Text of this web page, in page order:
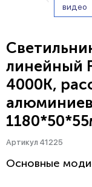
видео
линейный
4000K,
Артикул 41225
Основные